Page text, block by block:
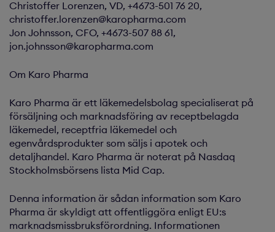
Christoffer Lorenzen, VD, +4673-501 76 20,
christoffer.lorenzen@karopharma.com
Jon Johnsson, CFO, +4673-507 88 61,
jon.johnsson@karopharma.com
Om Karo Pharma
Karo Pharma är ett läkemedelsbolag specialiserat på
försäljning och marknadsföring av receptbelagda
läkemedel, receptfria läkemedel och
egenvårdsprodukter som säljs i apotek och
detaljhandel. Karo Pharma är noterat på Nasdaq
Stockholmsbörsens lista Mid Cap.
Denna information är sådan information som Karo
Pharma är skyldigt att offentliggöra enligt EU:s
marknadsmissbruksförordning. Informationen